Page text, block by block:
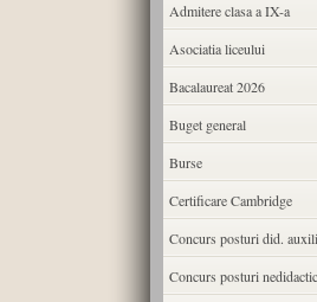
Admitere clasa a IX-a
Asociatia liceului
Bacalaureat 2026
Buget general
Burse
Certificare Cambridge
Concurs posturi did.
Concurs posturi nedidactic